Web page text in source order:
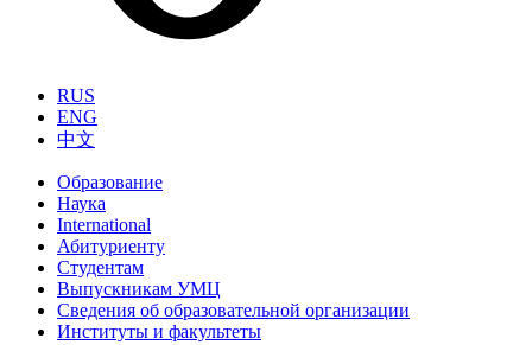
RUS
ENG
中文
Образование
Наука
International
Абитуриенту
Студентам
Выпускникам УМЦ
Сведения об образовательной организации
Институты и факультеты